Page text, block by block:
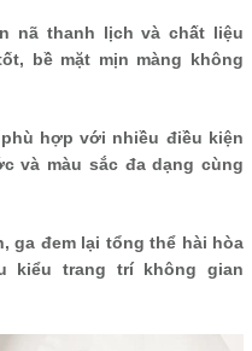
nã thanh lịch và chất liệu
bề mặt mịn màng không
hợp với nhiều điều kiện
và màu sắc đa dạng cùng
ga đem lại tổng thể hài hòa
kiểu trang trí không gian